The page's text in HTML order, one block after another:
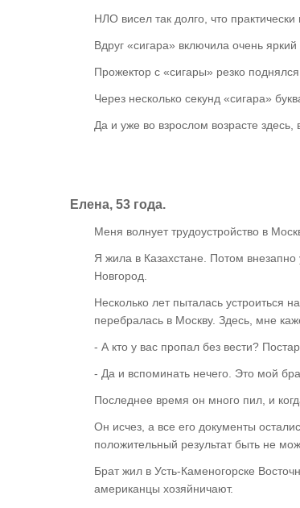
НЛО висел так долго, что
Вдруг «сигара» включила очень яркий
Прожектор с «сигары» резко
Через несколько секунд «сигара»
Да и уже во взрослом возрасте
Елена, 53 года.
Меня волнует трудоустройство в
Я жила в Казахстане. Потом
Новгород.
Несколько лет пыталась устроиться
перебралась в Москву. Здесь, мне
- А кто у вас пропал без вести?
- Да и вспоминать нечего. Это мой
Последнее время он много пил, и
Он исчез, а все его документы
положительный результат быть не
Брат жил в Усть-Каменогорске
американцы хозяйничают.